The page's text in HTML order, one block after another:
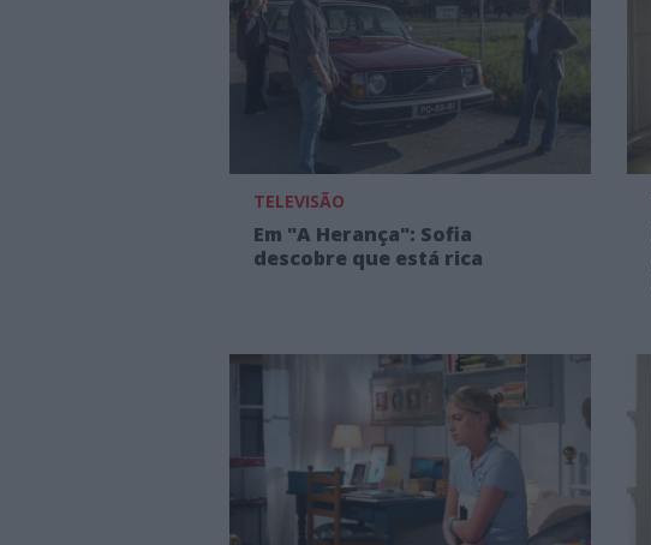
TELEVISÃO
Em "A Herança": Sofia
descobre que está rica